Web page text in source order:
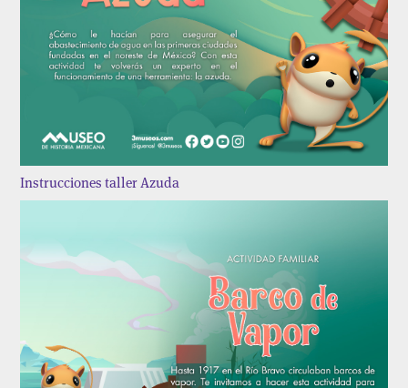
Instrucciones taller Azuda